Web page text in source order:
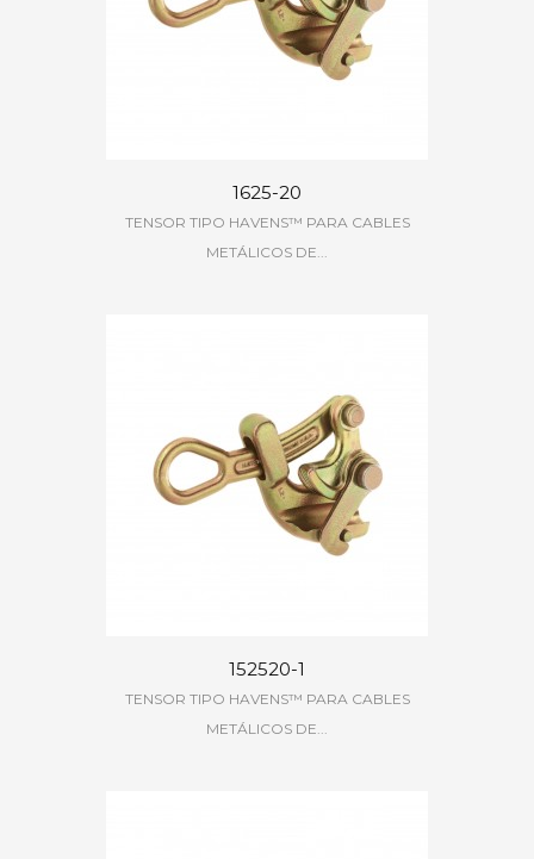
1625-20
TENSOR TIPO HAVENS™ PARA CABLES
METÁLICOS DE...
152520-1
TENSOR TIPO HAVENS™ PARA CABLES
METÁLICOS DE...